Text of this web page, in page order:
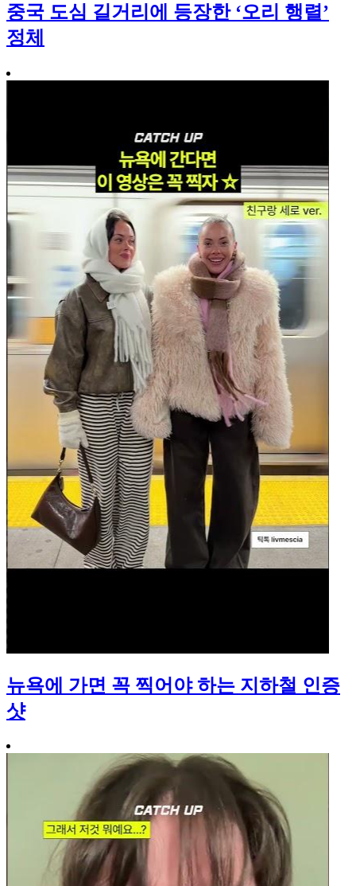
중국 도심 길거리에 등장한 ‘오리 행렬’
정체
뉴욕에 가면 꼭 찍어야 하는 지하철 인증
샷